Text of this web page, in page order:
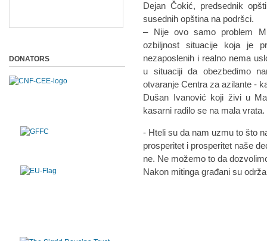
Dejan Čokić, predsednik
susednih opština na podršci.
– Nije ovo samo problem
ozbiljnost situacije koja je
nezaposlenih i realno nema
u situaciji da obezbedimo
otvaranje Centra za azilante -
Dušan Ivanović koji živi u
kasarni radilo se na mala vrata.
- Hteli su da nam uzmu to što
prosperitet i prosperitet naše
ne. Ne možemo to da
Nakon mitinga građani su
DONATORS